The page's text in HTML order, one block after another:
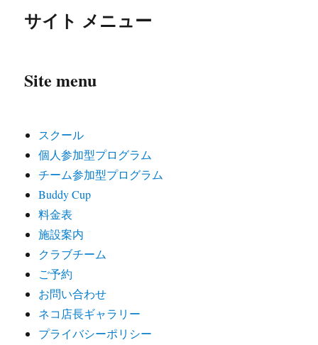
サイト メニュー
Site menu
スクール
個人参加型プログラム
チーム参加型プログラム
Buddy Cup
料金表
施設案内
クラブチーム
ご予約
お問い合わせ
ネコ店長ギャラリー
プライバシーポリシー